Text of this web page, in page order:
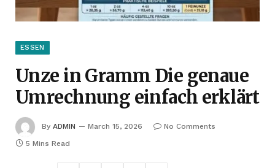
ESSEN
Unze in Gramm Die genaue
Umrechnung einfach erklärt
By ADMIN March 15, 2026
No Comments
5 Mins Read